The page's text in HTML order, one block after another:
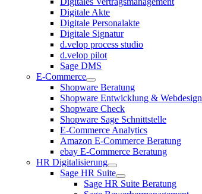
Digitale Akte
Digitale Personalakte
Digitale Signatur
d.velop process studio
d.velop pilot
Sage DMS
E-Commerce
Shopware Beratung
Shopware Entwicklung & Webdesign
Shopware Check
Shopware Sage Schnittstelle
E-Commerce Analytics
Amazon E-Commerce Beratung
ebay E-Commerce Beratung
HR Digitalisierung
Sage HR Suite
Sage HR Suite Beratung